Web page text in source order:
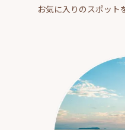
お気に入りのスポット